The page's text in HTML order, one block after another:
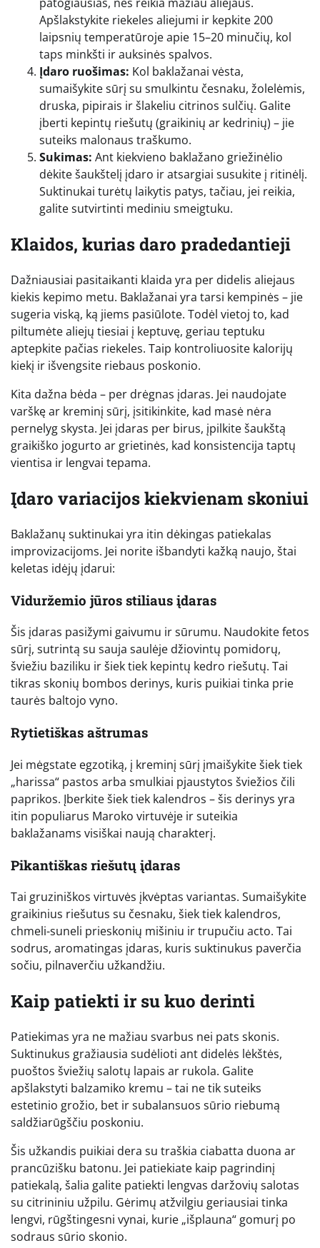
patogiausias, nes reikia mažiau aliejaus.
Apšlakstykite riekeles aliejumi ir kepkite 200
laipsnių temperatūroje apie 15–20 minučių, kol
taps minkšti ir auksinės spalvos.
Įdaro ruošimas: Kol baklažanai vėsta,
sumaišykite sūrį su smulkintu česnaku, žolelėmis,
druska, pipirais ir šlakeliu citrinos sulčių. Galite
įberti kepintų riešutų (graikinių ar kedrinių) – jie
suteiks malonaus traškumo.
Sukimas: Ant kiekvieno baklažano griežinėlio
dėkite šaukštelį įdaro ir atsargiai susukite į ritinėlį.
Suktinukai turėtų laikytis patys, tačiau, jei reikia,
galite sutvirtinti mediniu smeigtuku.
Klaidos, kurias daro pradedantieji
Dažniausiai pasitaikanti klaida yra per didelis aliejaus
kiekis kepimo metu. Baklažanai yra tarsi kempinės – jie
sugeria viską, ką jiems pasiūlote. Todėl vietoj to, kad
piltumėte aliejų tiesiai į keptuvę, geriau teptuku
aptepkite pačias riekeles. Taip kontroliuosite kalorijų
kiekį ir išvengsite riebaus poskonio.
Kita dažna bėda – per drėgnas įdaras. Jei naudojate
varškę ar kreminį sūrį, įsitikinkite, kad masė nėra
pernelyg skysta. Jei įdaras per birus, įpilkite šaukštą
graikiško jogurto ar grietinės, kad konsistencija taptų
vientisa ir lengvai tepama.
Įdaro variacijos kiekvienam skoniui
Baklažanų suktinukai yra itin dėkingas patiekalas
improvizacijoms. Jei norite išbandyti kažką naujo, štai
keletas idėjų įdarui:
Viduržemio jūros stiliaus įdaras
Šis įdaras pasižymi gaivumu ir sūrumu. Naudokite fetos
sūrį, sutrintą su sauja saulėje džiovintų pomidorų,
šviežiu baziliku ir šiek tiek kepintų kedro riešutų. Tai
tikras skonių bombos derinys, kuris puikiai tinka prie
taurės baltojo vyno.
Rytietiškas aštrumas
Jei mėgstate egzotiką, į kreminį sūrį įmaišykite šiek tiek
„harissa“ pastos arba smulkiai pjaustytos šviežios čili
paprikos. Įberkite šiek tiek kalendros – šis derinys yra
itin populiarus Maroko virtuvėje ir suteikia
baklažanams visiškai naują charakterį.
Pikantiškas riešutų įdaras
Tai gruziniškos virtuvės įkvėptas variantas. Sumaišykite
graikinius riešutus su česnaku, šiek tiek kalendros,
chmeli-suneli prieskonių mišiniu ir trupučiu acto. Tai
sodrus, aromatingas įdaras, kuris suktinukus paverčia
sočiu, pilnaverčiu užkandžiu.
Kaip patiekti ir su kuo derinti
Patiekimas yra ne mažiau svarbus nei pats skonis.
Suktinukus gražiausia sudėlioti ant didelės lėkštės,
puoštos šviežių salotų lapais ar rukola. Galite
apšlakstyti balzamiko kremu – tai ne tik suteiks
estetinio grožio, bet ir subalansuos sūrio riebumą
saldžiarūgščiu poskoniu.
Šis užkandis puikiai dera su traškia ciabatta duona ar
prancūzišku batonu. Jei patiekiate kaip pagrindinį
patiekalą, šalia galite patiekti lengvas daržovių salotas
su citrininiu užpilu. Gėrimų atžvilgiu geriausiai tinka
lengvi, rūgštingesni vynai, kurie „išplauna“ gomurį po
sodraus sūrio skonio.